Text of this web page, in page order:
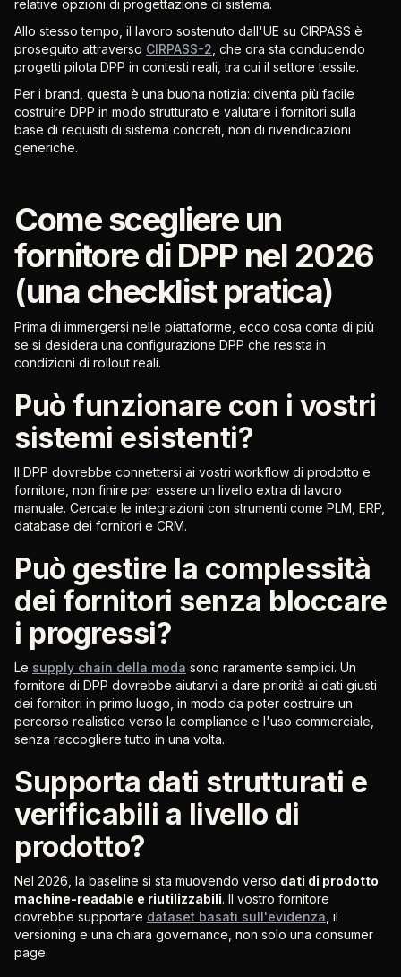
relative opzioni di progettazione di sistema.
Allo stesso tempo, il lavoro sostenuto dall'UE su CIRPASS è
proseguito attraverso CIRPASS-2 , che ora sta conducendo
progetti pilota DPP in contesti reali, tra cui il settore tessile.
Per i brand, questa è una buona notizia: diventa più facile
costruire DPP in modo strutturato e valutare i fornitori sulla
base di requisiti di sistema concreti, non di rivendicazioni
generiche.
Come scegliere un
fornitore di DPP nel 2026
(una checklist pratica)
Prima di immergersi nelle piattaforme, ecco cosa conta di più
se si desidera una configurazione DPP che resista in
condizioni di rollout reali.
Può funzionare con i vostri
sistemi esistenti?
Il DPP dovrebbe connettersi ai vostri workflow di prodotto e
fornitore, non finire per essere un livello extra di lavoro
manuale. Cercate le integrazioni con strumenti come PLM, ERP,
database dei fornitori e CRM.
Può gestire la complessità
dei fornitori senza bloccare
i progressi?
Le supply chain della moda sono raramente semplici. Un
fornitore di DPP dovrebbe aiutarvi a dare priorità ai dati giusti
dei fornitori in primo luogo, in modo da poter costruire un
percorso realistico verso la compliance e l'uso commerciale,
senza raccogliere tutto in una volta.
Supporta dati strutturati e
verificabili a livello di
prodotto?
Nel 2026, la baseline si sta muovendo verso dati di prodotto
machine-readable e riutilizzabili. Il vostro fornitore
dovrebbe supportare dataset basati sull'evidenza , il
versioning e una chiara governance, non solo una consumer
page.